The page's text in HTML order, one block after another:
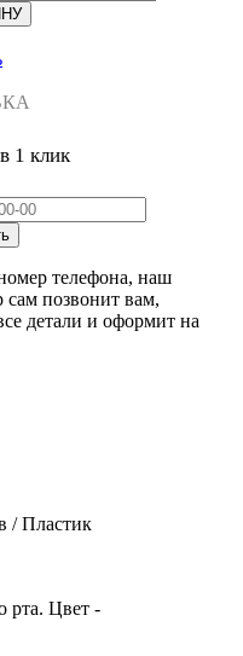
1 клик
телефона, наш
сам позвонит вам,
детали и оформит на
/ Пластик
рта. Цвет -